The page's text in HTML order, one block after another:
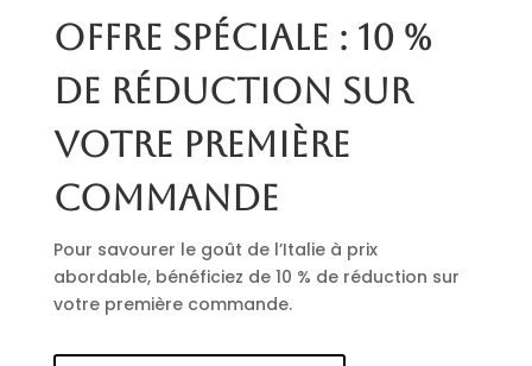
Offre spéciale : 10 %
de réduction sur
votre première
commande
Pour savourer le goût de l’Italie à prix
abordable, bénéficiez de 10 % de réduction sur
votre première commande.